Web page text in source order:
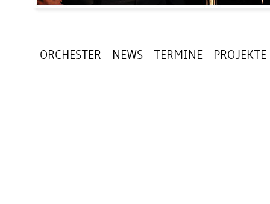
ORCHESTER NEWS TERMINE PROJEKTE